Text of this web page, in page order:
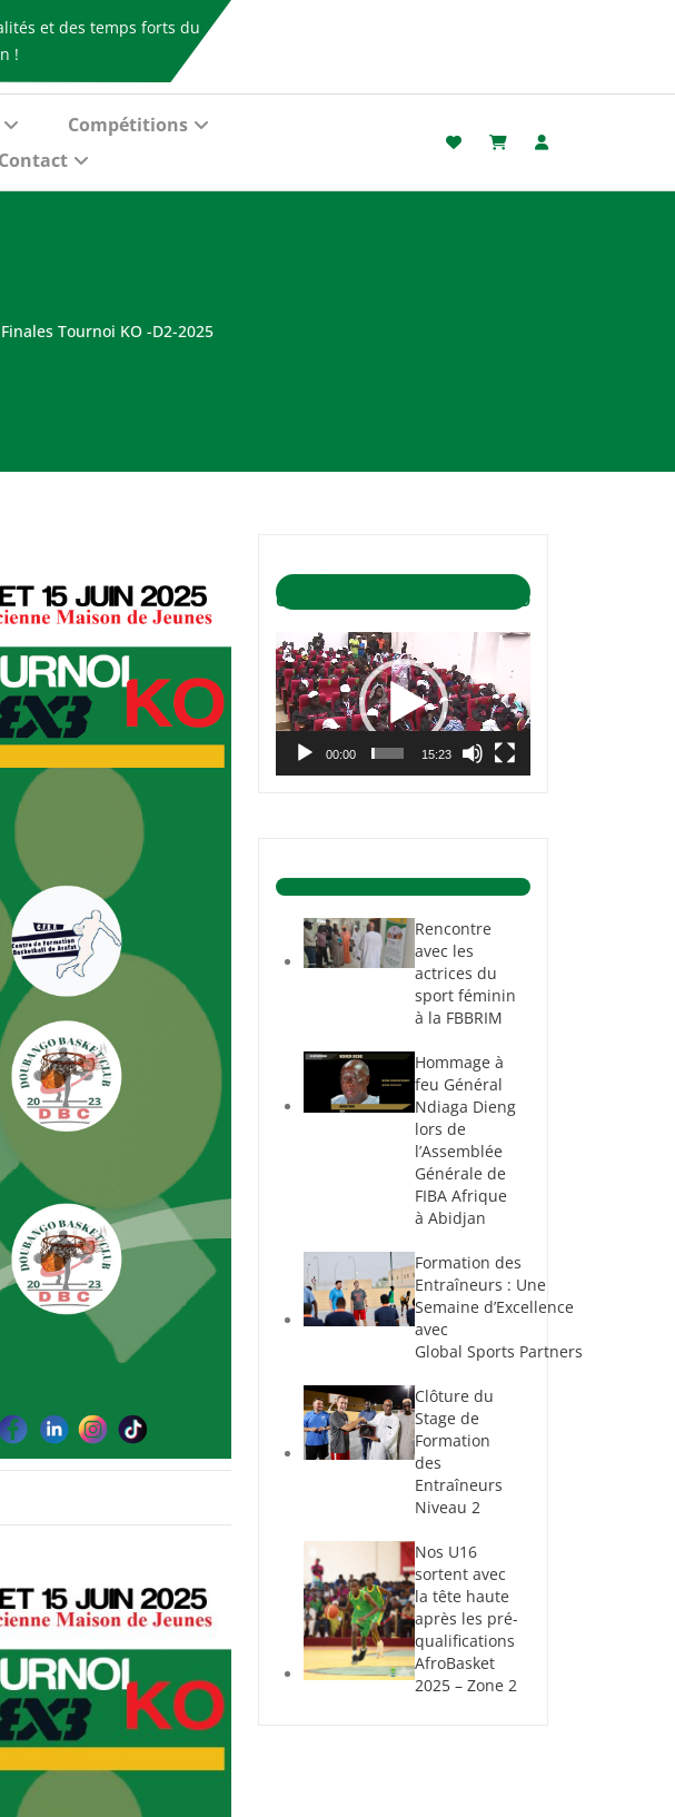
et des temps forts du
!
Compétitions
Contact
Tournoi KO -D2-2025
CÉRÉMONIE D’OUVERTURE DU
CAMP DE BASKET-BALL 1-04-2019
Lecteur
vidéo
00:00 15:23
Rencontre
avec les
actrices du
sport féminin
à la FBBRIM
Hommage à
feu Général
Ndiaga Dieng
lors de
l’Assemblée
Générale de
FIBA Afrique
à Abidjan
Formation des
Entraîneurs : Une
Semaine d’Excellence
avec
Global Sports Partners
Clôture du
Stage de
Formation
des
Entraîneurs
Niveau 2
Nos U16
sortent avec
la tête haute
après les pré-
qualifications
AfroBasket
2025 – Zone 2